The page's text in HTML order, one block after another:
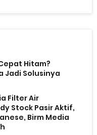
Hitam?
Jadi Solusinya
Filter Air
Stock Pasir Aktif,
Birm Media